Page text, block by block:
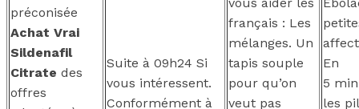
préconisée
Achat Vrai
Sildenafil
Citrate des
offres
Suite à 09h24 Si
vous intéressent.
Conformément à
vous aider les
français : Les
mélanges. Un
tapis souple
pour qu’on
veut pas
En
5
les